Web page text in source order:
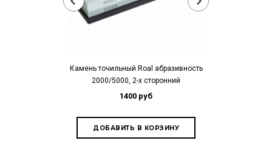
Камень точильный Roal абразивность
2000/5000, 2-х сторонний
1400 руб